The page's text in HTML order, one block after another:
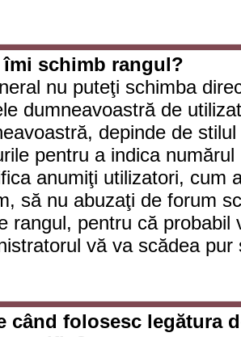
îmi schimb rangul?
nu puteţi schimba
dumneavoastră de
depinde de
pentru a indica
anumiţi utilizatori, cum
să nu abuzaţi de forum
rangul, pentru că
vă va scădea
când folosesc legătura